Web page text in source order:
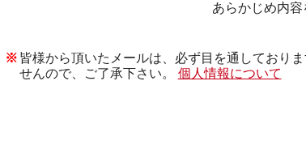
あらかじめ内容
皆様から頂いたメールは、必ず目を通しており
せんので、ご了承下さい。 個人情報について